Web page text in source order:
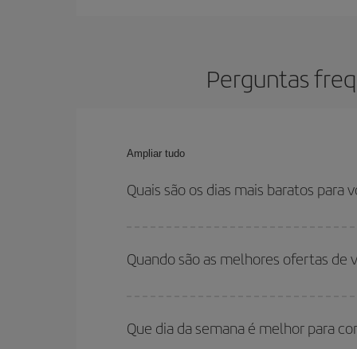
Perguntas
Ampliar tudo
Quais são os dias mais baratos para
para onde você quer ir e quais datas você
volta, para que você possa encontrar a melhor
Quando são as melhores ofertas de
são considerados alta temporada. Além disso,
encontrará.
Que dia da semana é melhor para